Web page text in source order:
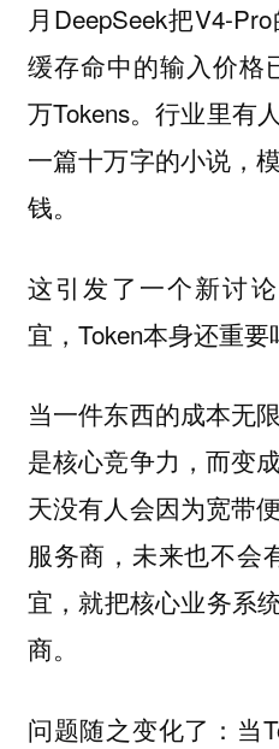
月DeepSeek把V4-
缓存命中的输入价格
万Tokens。行业里有
一篇十万字的小说，
钱。
这引发了一个新讨
宜，Token本身还重要
当一件东西的成本无
是核心竞争力，而变
天没有人会因为宽带
服务商，未来也不会
宜，就把核心业务系
商。
问题随之变化了：当